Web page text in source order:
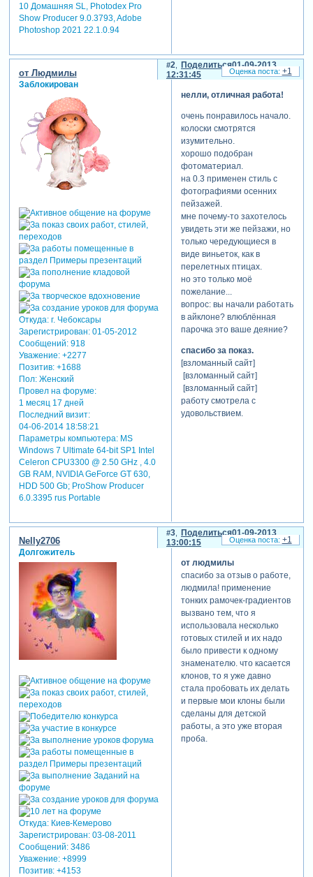
10 Домашняя SL, Photodex Pro
Show Producer 9.0.3793, Adobe
Photoshop 2021 22.1.0.94
Поделиться
2
01-09-2013
12:31:45
от Людмилы
Заблокирован
Откуда:г. Чебоксары
Зарегистрирован: 01-05-2012
Сообщений:918
Уважение: +2277
Позитив: +1688
Пол:Женский
Провел на форуме:
1 месяц 17 дней
Последний визит:
04-06-2014 18:58:21
Параметры компьютера:MS
Windows 7 Ultimate 64-bit SP1 Intel
Celeron CPU3300 @ 2.50 GHz , 4.0
GB RAM, NVIDIA GeForce GT 630,
HDD 500 Gb; ProShow Producer
6.0.3395 rus Portable
нелли, отличная работа!
очень понравилось начало.
колоски смотрятся
изумительно.
хорошо подобран
фотоматериал.
на 0.3 применен стиль с
фотографиями осенних
пейзажей.
мне почему-то захотелось
увидеть эти же пейзажи, но
только чередующиеся в
виде виньеток, как в
перелетных птицах.
но это только моё
пожелание...
вопрос: вы начали работать
в айклоне? влюблённая
парочка это ваше деяние?
спасибо за показ.
[взломанный сайт]
[взломанный сайт]
[взломанный сайт]
работу смотрела с
удовольствием.
+1
Поделиться
3
01-09-2013
13:00:15
Nelly2706
Долгожитель
Откуда:Киев-Кемерово
Зарегистрирован: 03-08-2011
Сообщений:3486
Уважение: +8999
Позитив: +4153
от людмилы
спасибо за отзыв о работе,
людмила! применение
тонких рамочек-градиентов
вызвано тем, что я
использовала несколько
готовых стилей и их надо
было привести к одному
знаменателю. что касается
клонов, то я уже давно
стала пробовать их делать
и первые мои клоны были
сделаны для детской
работы, а это уже вторая
проба.
+1